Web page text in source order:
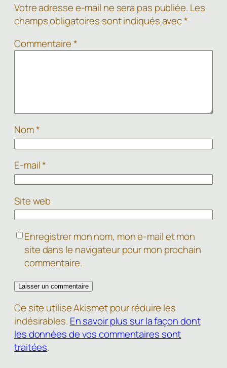
Votre adresse e-mail ne sera pas publiée. Les
champs obligatoires sont indiqués avec*
Commentaire*
Nom*
E-mail*
Site web
Enregistrer mon nom, mon e-mail et mon
site dans le navigateur pour mon prochain
commentaire.
Ce site utilise Akismet pour réduire les
indésirables. En savoir plus sur la façon dont
les données de vos commentaires sont
traitées.